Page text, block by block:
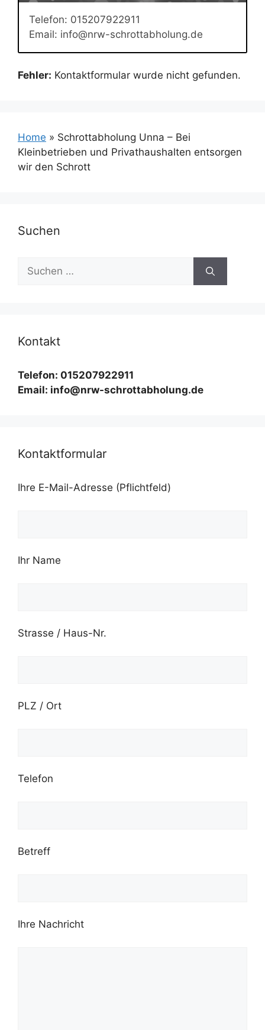
Telefon: 015207922911
Email: info@nrw-schrottabholung.de
Fehler: Kontaktformular wurde nicht gefunden.
Home » Schrottabholung Unna – Bei
Kleinbetrieben und Privathaushalten entsorgen
wir den Schrott
Suchen
Suchen
nach:
Kontakt
Telefon: 015207922911
Email: info@nrw-schrottabholung.de
Kontaktformular
Ihre E-Mail-Adresse (Pflichtfeld)
Ihr Name
Strasse / Haus-Nr.
PLZ / Ort
Telefon
Betreff
Ihre Nachricht